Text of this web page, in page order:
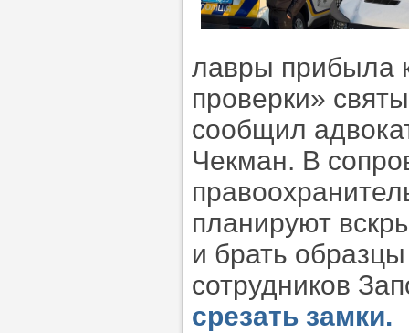
лавры прибыла
проверки»
сообщил
Чекман. В
планируют
и брать
сотрудников
срезать замки.